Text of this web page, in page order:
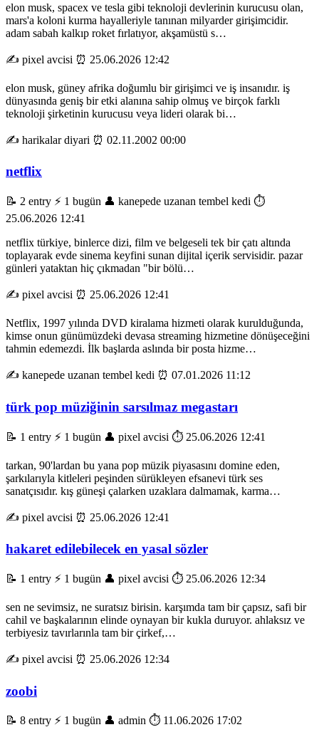
elon musk, spacex ve tesla gibi teknoloji devlerinin kurucusu olan,
mars'a koloni kurma hayalleriyle tanınan milyarder girişimcidir.
adam sabah kalkıp roket fırlatıyor, akşamüstü s…
✍️ pixel avcisi ⏰ 25.06.2026 12:42
elon musk, güney afrika doğumlu bir girişimci ve iş insanıdır. iş
dünyasında geniş bir etki alanına sahip olmuş ve birçok farklı
teknoloji şirketinin kurucusu veya lideri olarak bi…
✍️ harikalar diyari ⏰ 02.11.2002 00:00
netflix
📝 2 entry ⚡ 1 bugün 👤 kanepede uzanan tembel kedi ⏱️
25.06.2026 12:41
netflix türkiye, binlerce dizi, film ve belgeseli tek bir çatı altında
toplayarak evde sinema keyfini sunan dijital içerik servisidir. pazar
günleri yataktan hiç çıkmadan "bir bölü…
✍️ pixel avcisi ⏰ 25.06.2026 12:41
Netflix, 1997 yılında DVD kiralama hizmeti olarak kurulduğunda,
kimse onun günümüzdeki devasa streaming hizmetine dönüşeceğini
tahmin edemezdi. İlk başlarda aslında bir posta hizme…
✍️ kanepede uzanan tembel kedi ⏰ 07.01.2026 11:12
türk pop müziğinin sarsılmaz megastarı
📝 1 entry ⚡ 1 bugün 👤 pixel avcisi ⏱️ 25.06.2026 12:41
tarkan, 90'lardan bu yana pop müzik piyasasını domine eden,
şarkılarıyla kitleleri peşinden sürükleyen efsanevi türk ses
sanatçısıdır. kış güneşi çalarken uzaklara dalmamak, karma…
✍️ pixel avcisi ⏰ 25.06.2026 12:41
hakaret edilebilecek en yasal sözler
📝 1 entry ⚡ 1 bugün 👤 pixel avcisi ⏱️ 25.06.2026 12:34
sen ne sevimsiz, ne suratsız birisin. karşımda tam bir çapsız, safi bir
cahil ve başkalarının elinde oynayan bir kukla duruyor. ahlaksız ve
terbiyesiz tavırlarınla tam bir çirkef,…
✍️ pixel avcisi ⏰ 25.06.2026 12:34
zoobi
📝 8 entry ⚡ 1 bugün 👤 admin ⏱️ 11.06.2026 17:02